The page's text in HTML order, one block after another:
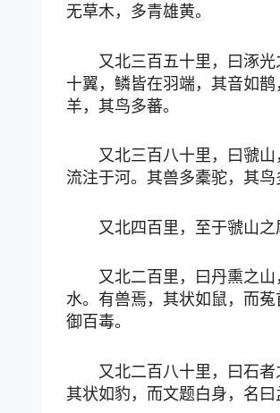
无草木，多青雄黄。
又北三百五十里，曰涿
十翼，鳞皆在羽端，其音如
羊，其鸟多蕃。
又北三百八十里，曰虢
流注于河。其兽多橐驼，其
又北四百里，至于虢山
又北二百里，曰丹熏之
水。有兽焉，其状如鼠，而
御百毒。
又北二百八十里，曰石
其状如豹，而文题白身，名曰